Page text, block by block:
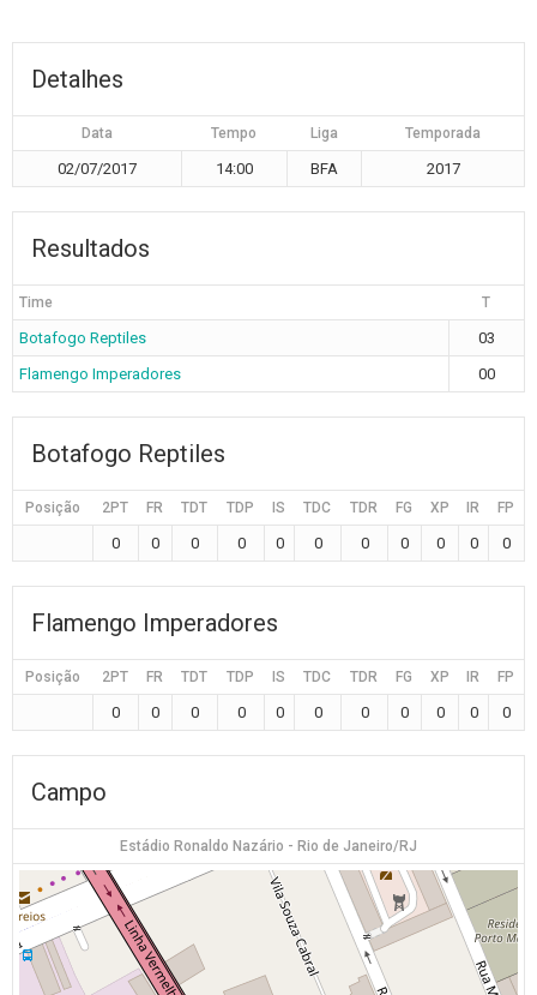
Detalhes
Data Tempo Liga Temporada
02/07/2017 14:00 BFA 2017
Resultados
Time T
Botafogo Reptiles
03
Flamengo Imperadores
00
Botafogo Reptiles
Posição 2PT FR TDT TDP IS TDC TDR FG XP IR FP
0 0 0 0 0 0 0 0 0 0 0
Flamengo Imperadores
Posição 2PT FR TDT TDP IS TDC TDR FG XP IR FP
0 0 0 0 0 0 0 0 0 0 0
Campo
Estádio Ronaldo Nazário - Rio de Janeiro/RJ